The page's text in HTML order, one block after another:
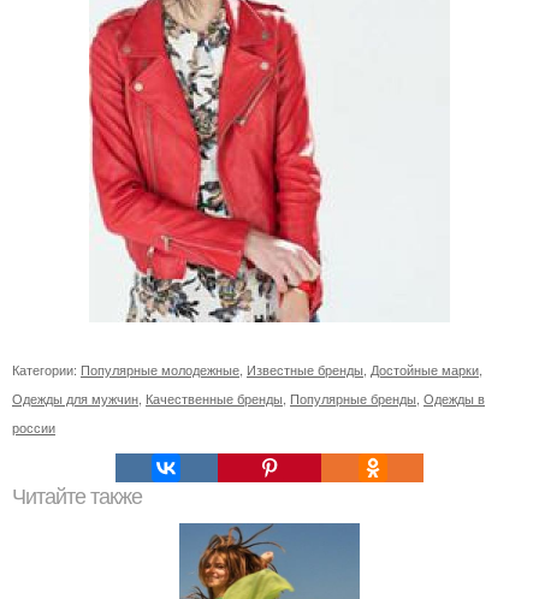
Категории: Популярные молодежные Известные бренды Достойные марки
Одежды для мужчин Качественные бренды Популярные бренды Одежды в
россии
Читайте также